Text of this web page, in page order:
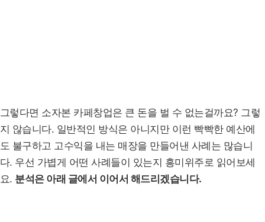
그렇다면 소자본 카페창업은 큰 돈을 벌 수 없는걸까요? 그렇
지 않습니다. 일반적인 방식은 아니지만 이런 빡빡한 예산에
도 불구하고 고수익을 내는 매장을 만들어낸 사례는 많습니
다. 우선 가볍게 어떤 사례들이 있는지 흥미위주로 읽어보세
요. 분석은 아래 글에서 이어서 해드리겠습니다.